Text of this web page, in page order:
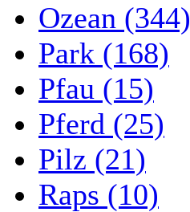
Ozean (344)
Park (168)
Pfau (15)
Pferd (25)
Pilz (21)
Raps (10)